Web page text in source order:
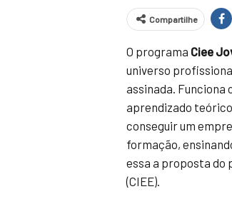
Compartilhe
O programa Ciee
universo
assinada.
aprendizado
conseguir um
formação,
essa a proposta do
(CIEE).